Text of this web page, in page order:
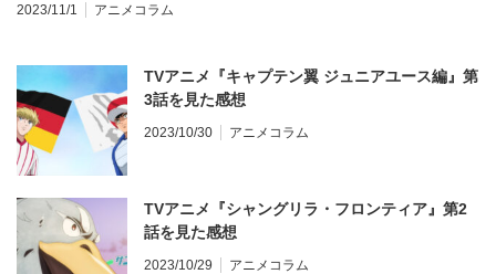
2023/11/1
アニメコラム
TVアニメ『キャプテン翼 ジュニアユース編』第
3話を見た感想
2023/10/30 アニメコラム
TVアニメ『シャングリラ・フロンティア』第2
話を見た感想
2023/10/29 アニメコラム